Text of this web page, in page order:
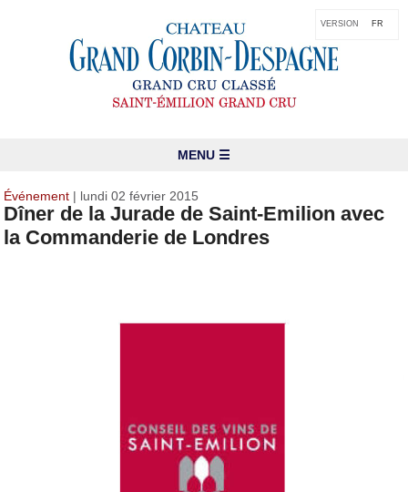
VERSION FR
MENU ☰
Événement | lundi 02 février 2015
Dîner de la Jurade de Saint-Emilion avec
la Commanderie de Londres